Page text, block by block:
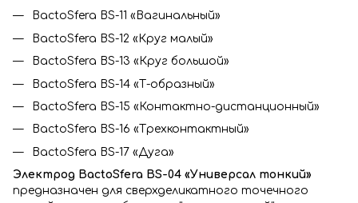
BactoSfera BS-11 «Вагинальный»
BactoSfera BS-12 «Круг малый»
BactoSfera BS-13 «Круг большой»
BactoSfera BS-14 «Т-образный»
BactoSfera BS-15 «Контактно-дистанционный»
BactoSfera BS-16 «Трехконтактный»
BactoSfera BS-17 «Дуга»
Электрод BactoSfera BS-04 «Универсал тонкий»
предназначен для сверхделикатного точечного